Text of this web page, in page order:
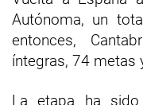
Autónoma, un
entonces,
íntegras, 74 metas
La etapa ha sido